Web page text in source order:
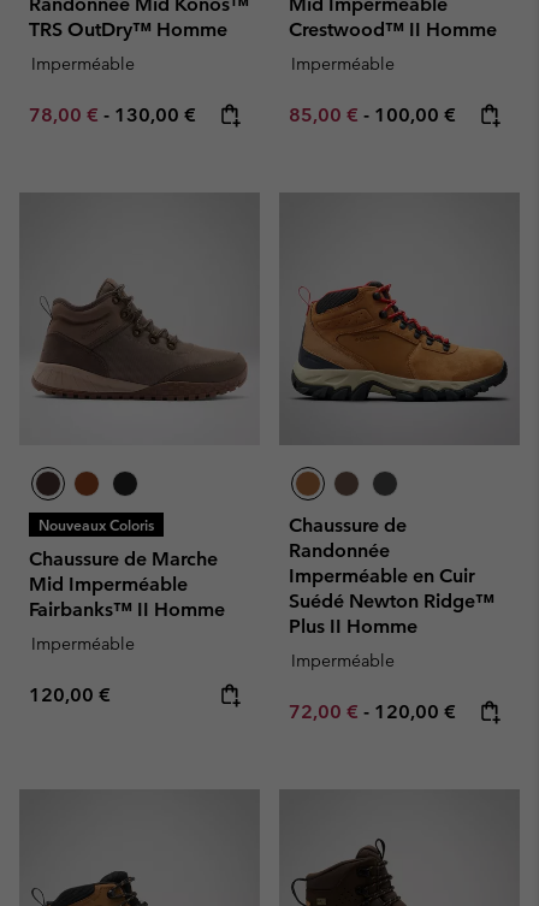
TRS OutDry™ Homme
Imperméable
Minimum sale price:
78,00 € - Maximum price:
130,00 €
Crestwood™ II Homme
Imperméable
Minimum sale price:
85,00 € - Maximum price:
100,00 €
Nouveaux Coloris
Chaussure de Marche
Mid Imperméable
Fairbanks™ II Homme
Imperméable
Regular price:
120,00 €
Chaussure de
Randonnée
Imperméable en Cuir
Suédé Newton Ridge™
Plus II Homme
Imperméable
Minimum sale price:
72,00 € - Maximum price:
120,00 €